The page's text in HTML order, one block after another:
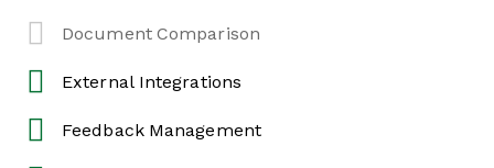
Document Comparison
External Integrations
Feedback Management